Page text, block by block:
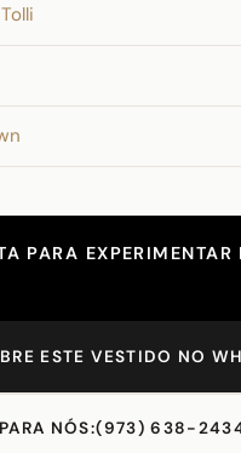
PARA EXPERIMENTAR
ESTE VESTIDO NO
NÓS:(973) 638-